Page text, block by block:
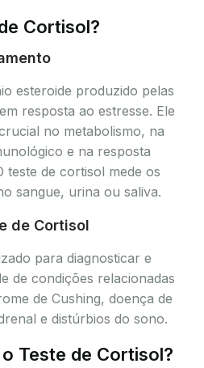
Cortisol?
esteroide produzido pelas
resposta ao estresse. Ele
no metabolismo, na
e na resposta
de cortisol mede os
sangue, urina ou saliva.
de Cortisol
para diagnosticar e
de condições relacionadas
de Cushing, doença de
e distúrbios do sono.
Teste de Cortisol?